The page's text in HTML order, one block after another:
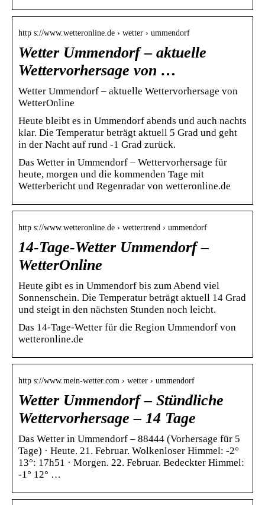
http s://www.wetteronline.de › wetter › ummendorf
Wetter Ummendorf – aktuelle
Wettervorhersage von …
Wetter Ummendorf – aktuelle Wettervorhersage von
WetterOnline
Heute bleibt es in Ummendorf abends und auch nachts
klar. Die Temperatur beträgt aktuell 5 Grad und geht
in der Nacht auf rund -1 Grad zurück.
Das Wetter in Ummendorf – Wettervorhersage für
heute, morgen und die kommenden Tage mit
Wetterbericht und Regenradar von wetteronline.de
http s://www.wetteronline.de › wettertrend › ummendorf
14-Tage-Wetter Ummendorf –
WetterOnline
Heute gibt es in Ummendorf bis zum Abend viel
Sonnenschein. Die Temperatur beträgt aktuell 14 Grad
und steigt in den nächsten Stunden noch leicht.
Das 14-Tage-Wetter für die Region Ummendorf von
wetteronline.de
http s://www.mein-wetter.com › wetter › ummendorf
Wetter Ummendorf – Stündliche
Wettervorhersage – 14 Tage
Das Wetter in Ummendorf – 88444 (Vorhersage für 5
Tage) · Heute. 21. Februar. Wolkenloser Himmel: -2°
13°: 17h51 · Morgen. 22. Februar. Bedeckter Himmel:
-1° 12° …